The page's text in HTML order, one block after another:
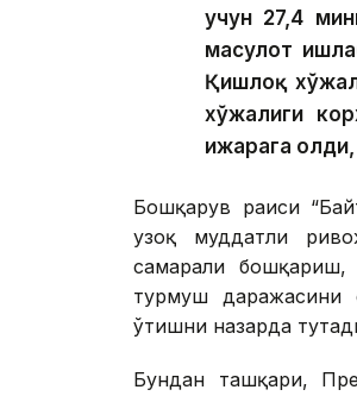
учун 27,4
маҳсулот
Қишлоқ
хўжалиги
ижарага
Бошқарув раиси
узоқ муддатли
самарали бошқариш,
турмуш даражасини
ўтишни назарда
Бундан ташқари,